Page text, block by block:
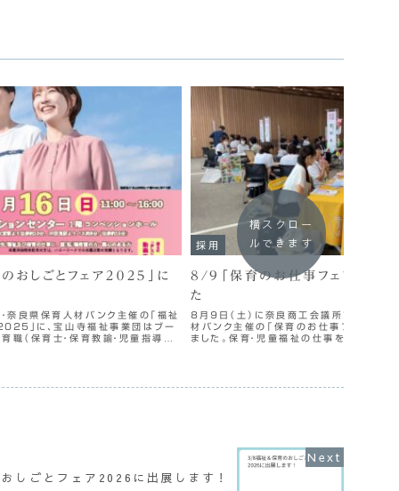
しごとフェア２０２５」に
奈良県保育人材バンク主催の「福祉
２５」に、宝山寺福祉事業団はブー
職（保育士・保育教諭・児童指導
採用
8/9「保育のお仕事フェア2025
た
８月９日（土）に奈良商工会議所で開催さ
材バンク主催の「保育のお仕事フェア
ました。保育・児童福祉の仕事を目指す方
横スクロー
ルできます
しごとフェア2026に出展します！